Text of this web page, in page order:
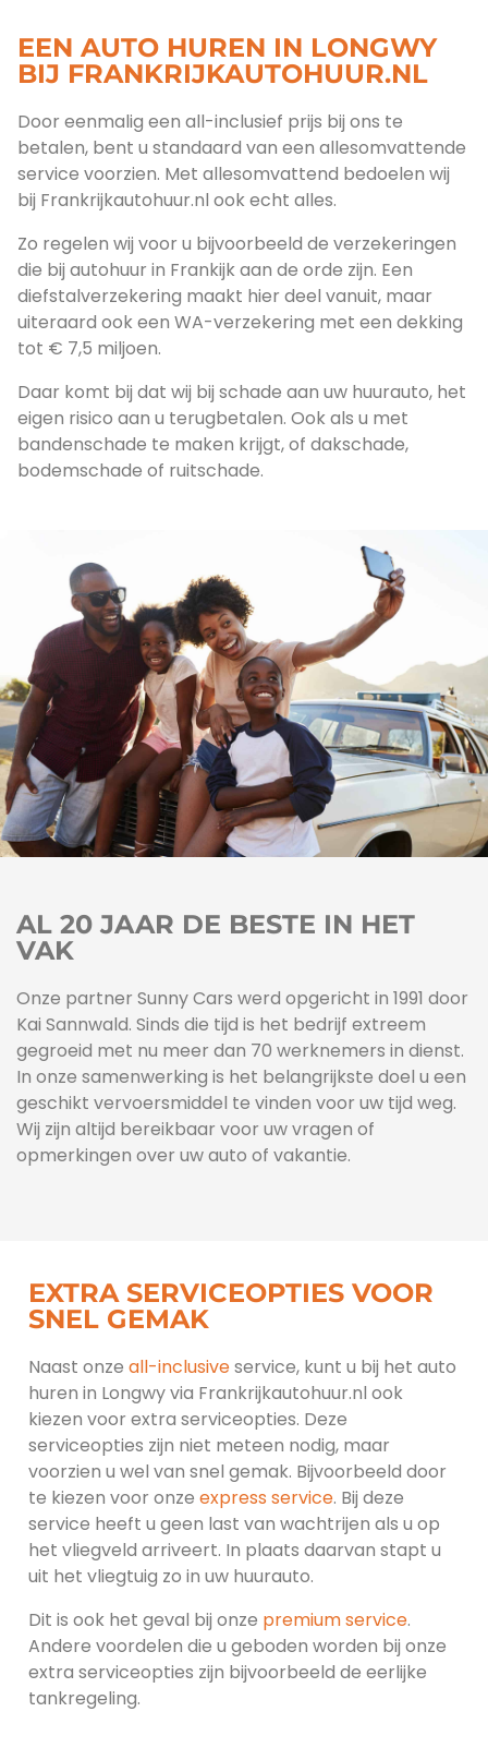
EEN AUTO HUREN IN LONGWY
BIJ FRANKRIJKAUTOHUUR.NL
Door eenmalig een all-inclusief prijs bij ons te
betalen, bent u standaard van een allesomvattende
service voorzien. Met allesomvattend bedoelen wij
bij Frankrijkautohuur.nl ook echt alles.
Zo regelen wij voor u bijvoorbeeld de verzekeringen
die bij autohuur in Frankijk aan de orde zijn. Een
diefstalverzekering maakt hier deel vanuit, maar
uiteraard ook een WA-verzekering met een dekking
tot € 7,5 miljoen.
Daar komt bij dat wij bij schade aan uw huurauto, het
eigen risico aan u terugbetalen. Ook als u met
bandenschade te maken krijgt, of dakschade,
bodemschade of ruitschade.
AL 20 JAAR DE BESTE IN HET
VAK
Onze partner Sunny Cars werd opgericht in 1991 door
Kai Sannwald. Sinds die tijd is het bedrijf extreem
gegroeid met nu meer dan 70 werknemers in dienst.
In onze samenwerking is het belangrijkste doel u een
geschikt vervoersmiddel te vinden voor uw tijd weg.
Wij zijn altijd bereikbaar voor uw vragen of
opmerkingen over uw auto of vakantie.
EXTRA SERVICEOPTIES VOOR
SNEL GEMAK
Naast onze all-inclusiveservice, kunt u bij het auto
huren in Longwy via Frankrijkautohuur.nl ook
kiezen voor extra serviceopties. Deze
serviceopties zijn niet meteen nodig, maar
voorzien u wel van snel gemak. Bijvoorbeeld door
te kiezen voor onze express service. Bij deze
service heeft u geen last van wachtrijen als u op
het vliegveld arriveert. In plaats daarvan stapt u
uit het vliegtuig zo in uw huurauto.
Dit is ook het geval bij onze premium service.
Andere voordelen die u geboden worden bij onze
extra serviceopties zijn bijvoorbeeld de eerlijke
tankregeling.